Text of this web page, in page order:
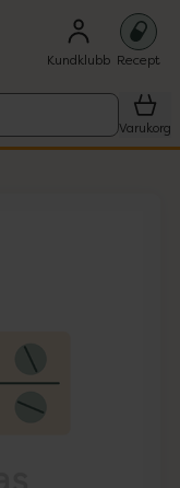
Kundklubb Recept
Varukorg